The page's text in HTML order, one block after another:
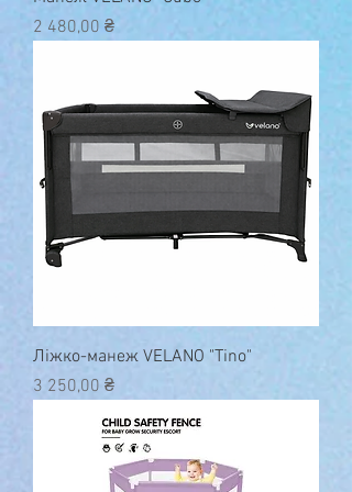
Ціна
2 480,00 ₴
Ліжко-манеж VELANO "Tino"
Ціна
3 250,00 ₴